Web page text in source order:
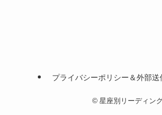
プライバシーポリシー＆外部送
©星座別リーディン